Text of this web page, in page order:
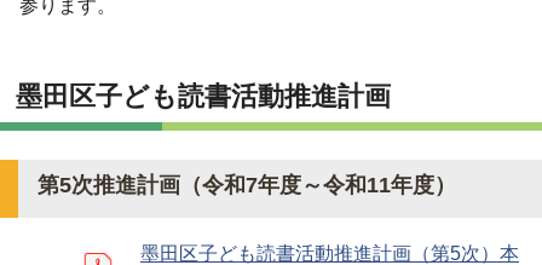
参ります。
墨田区子ども読書活動推進計画
第5次推進計画（令和7年度～令和11年度）
墨田区子ども読書活動推進計画（第5次）本